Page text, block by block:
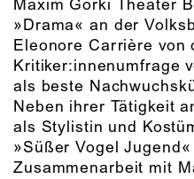
Maxim Gorki Theater
»Drama« an der
Eleonore Carrière von
Kritiker:innenumfrage
als beste
Neben ihrer Tätigkeit
als Stylistin und
»Süßer Vogel
Zusammenarbeit mit